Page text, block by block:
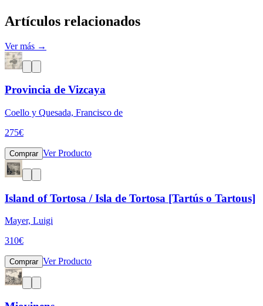
Artículos relacionados
Ver más →
Provincia de Vizcaya
Coello y Quesada, Francisco de
275€
Comprar Ver Producto
Island of Tortosa / Isla de Tortosa [Tartús o Tartous]
Mayer, Luigi
310€
Comprar Ver Producto